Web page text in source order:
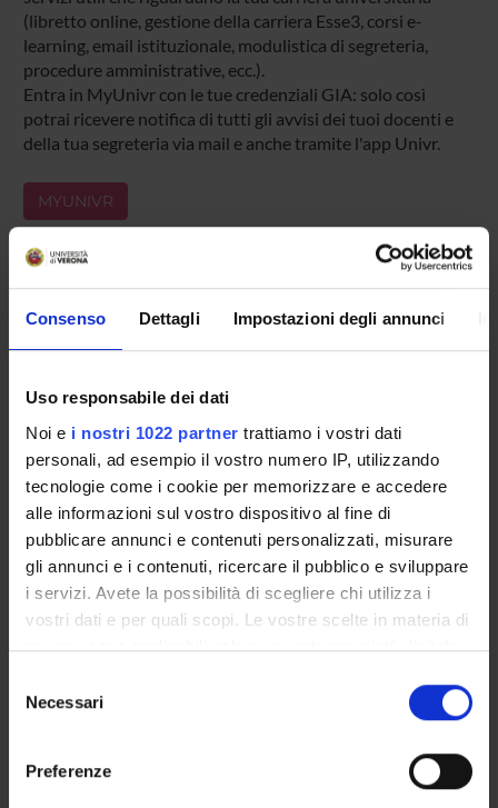
Consenso Dettagli Impostazioni degli annunci
Uso responsabile dei dati
Noi e i nostri 1022 partner trattiamo i vostri dati
personali, ad esempio il vostro numero IP, utilizzando
tecnologie come i cookie per memorizzare e accedere
alle informazioni sul vostro dispositivo al fine di
pubblicare annunci e contenuti personalizzati, misurare
gli annunci e i contenuti, ricercare il pubblico e sviluppare
i servizi. Avete la possibilità di scegliere chi utilizza i
vostri dati e per quali scopi. Le vostre scelte in materia di
privacy sono applicabili solo su questa proprietà digitale
modificare o revocare il proprio consenso in qualsiasi
momento dalla Dichiarazione sui cookie o facendo clic
delNecessari
Preferenze
(libretto online, gestione della carriera Esse3, corsi e-
learning, email istituzionale, modulistica di segreteria,
procedure amministrative, ecc.).
Entra in MyUnivr con le tue credenziali GIA: solo così
potrai ricevere notifica di tutti gli avvisi dei tuoi docenti e
della tua segreteria via mail e anche tramite l'app Univr.
MYUNIVR
Come iscriversi
Calendario didattico
Calendario esami
Bacheca avvisi
Proposte tesi e stage
Organi collegiali e di governo
Docenti
CORSI DI STUDIO
DOTTORATI, MASTER E FORMAZIONE SUPERIORE